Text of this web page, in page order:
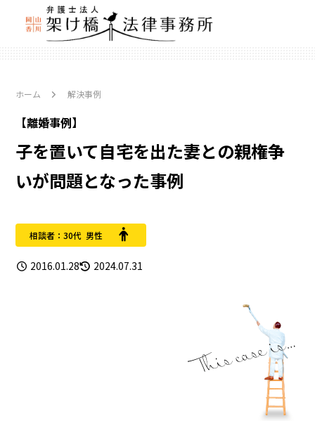
ホーム 解決事例
【離婚事例】
子を置いて自宅を出た妻との親権争
いが問題となった事例
相談者：30代 男性
2016.01.28 2024.07.31